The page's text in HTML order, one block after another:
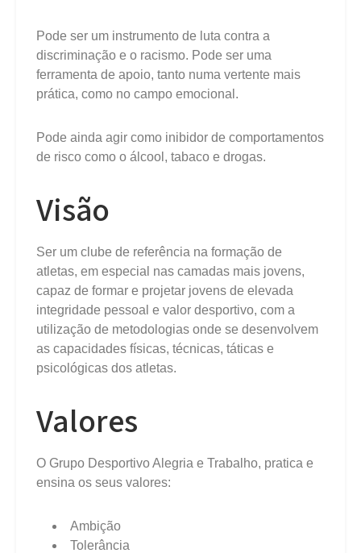
Pode ser um instrumento de luta contra a
discriminação e o racismo. Pode ser uma
ferramenta de apoio, tanto numa vertente mais
prática, como no campo emocional.
Pode ainda agir como inibidor de comportamentos
de risco como o álcool, tabaco e drogas.
Visão
Ser um clube de referência na formação de
atletas, em especial nas camadas mais jovens,
capaz de formar e projetar jovens de elevada
integridade pessoal e valor desportivo, com a
utilização de metodologias onde se desenvolvem
as capacidades físicas, técnicas, táticas e
psicológicas dos atletas.
Valores
O Grupo Desportivo Alegria e Trabalho, pratica e
ensina os seus valores:
Ambição
Tolerância